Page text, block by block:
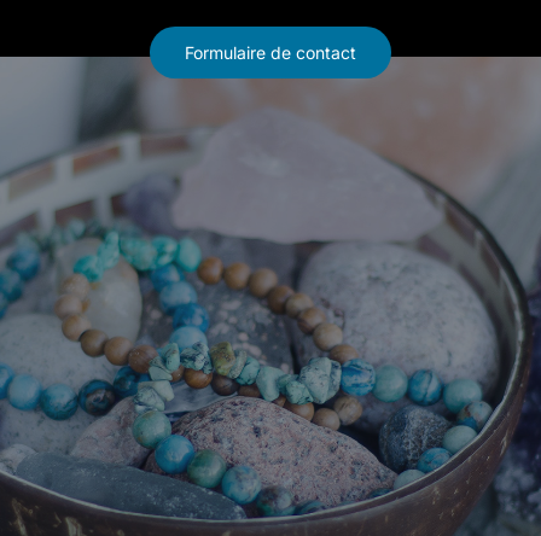
Formulaire de contact